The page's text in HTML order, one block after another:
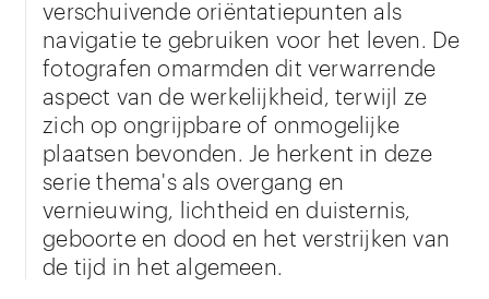
verschuivende oriëntatiepunten als
navigatie te gebruiken voor het leven. De
fotografen omarmden dit verwarrende
aspect van de werkelijkheid, terwijl ze
zich op ongrijpbare of onmogelijke
plaatsen bevonden. Je herkent in deze
serie thema's als overgang en
vernieuwing, lichtheid en duisternis,
geboorte en dood en het verstrijken van
de tijd in het algemeen.